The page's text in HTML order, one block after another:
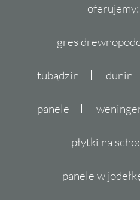
Gwarantujemy, że
do swojego
salonu, kuchni czy
Skontaktuj się z
oferujemy:
gres
tubądzin dunin
panele
płytki na
panele w